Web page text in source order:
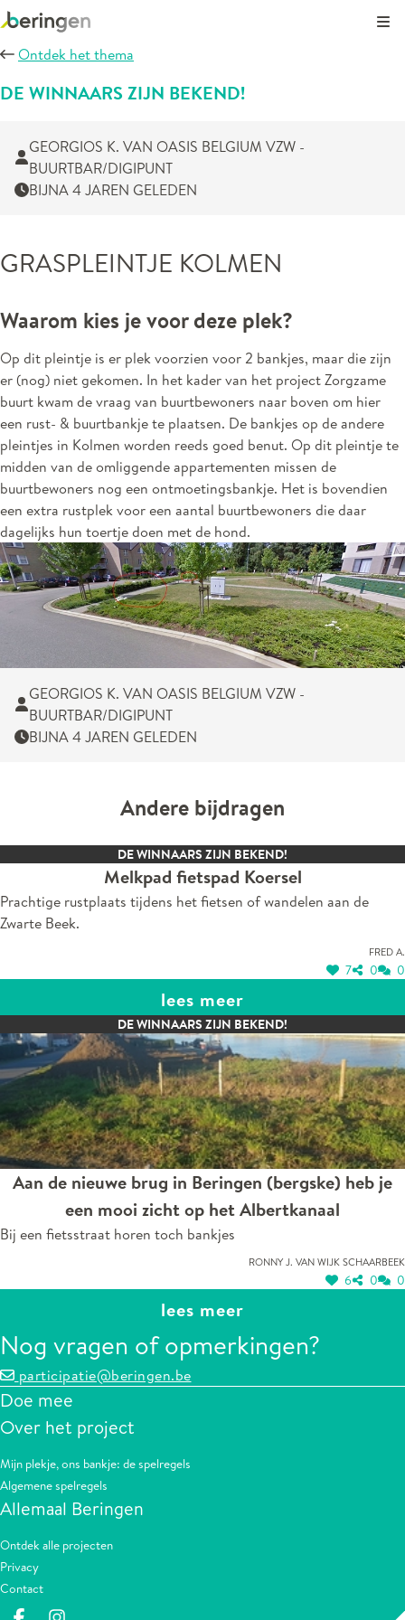
Ontdek het thema
DE WINNAARS ZIJN BEKEND!
GEORGIOS K. VAN OASIS BELGIUM VZW -
BUURTBAR/DIGIPUNT
BIJNA 4 JAREN GELEDEN
GRASPLEINTJE KOLMEN
Waarom kies je voor deze plek?
Op dit pleintje is er plek voorzien voor 2 bankjes, maar die zijn
er (nog) niet gekomen. In het kader van het project Zorgzame
buurt kwam de vraag van buurtbewoners naar boven om hier
een rust- & buurtbankje te plaatsen. De bankjes op de andere
pleintjes in Kolmen worden reeds goed benut. Op dit pleintje te
midden van de omliggende appartementen missen de
buurtbewoners nog een ontmoetingsbankje. Het is bovendien
een extra rustplek voor een aantal buurtbewoners die daar
dagelijks hun toertje doen met de hond.
GEORGIOS K. VAN OASIS BELGIUM VZW -
BUURTBAR/DIGIPUNT
BIJNA 4 JAREN GELEDEN
Andere bijdragen
DE WINNAARS ZIJN BEKEND!
Melkpad fietspad Koersel
Prachtige rustplaats tijdens het fietsen of wandelen aan de
Zwarte Beek.
Fred A.
7 0 0
lees meer
DE WINNAARS ZIJN BEKEND!
Aan de nieuwe brug in Beringen (bergske) heb je
een mooi zicht op het Albertkanaal
Bij een fietsstraat horen toch bankjes
Ronny J. van Wijk Schaarbeek
6 0 0
lees meer
Nog vragen of opmerkingen?
participatie@beringen.be
Doe mee
Over het project
Mijn plekje, ons bankje: de spelregels
Algemene spelregels
Allemaal Beringen
Ontdek alle projecten
Privacy
Contact